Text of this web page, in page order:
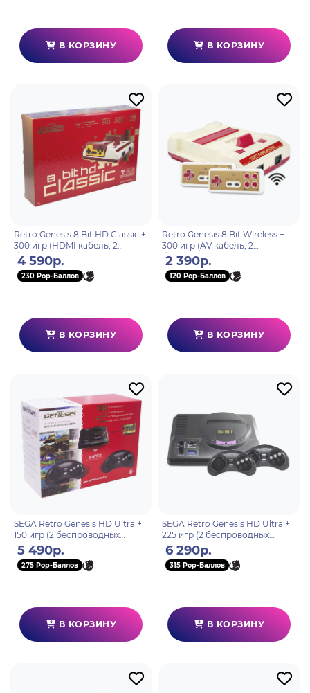
В КОРЗИНУ В КОРЗИНУ
Retro Genesis 8 Bit HD Classic +
300 игр (HDMI кабель, 2
беспроводных li-ion
джойстика)
4 590р.
230 Pop-Баллов
В КОРЗИНУ
Retro Genesis 8 Bit Wireless +
300 игр (AV кабель, 2
беспроводных джойстика)
2 390р.
120 Pop-Баллов
В КОРЗИНУ
SEGA Retro Genesis HD Ultra +
150 игр (2 беспроводных
2.4ГГц джойстика, HDMI
кабель)
5 490р.
275 Pop-Баллов
В КОРЗИНУ
SEGA Retro Genesis HD Ultra +
225 игр (2 беспроводных
2.4ГГц джойстика, HDMI
кабель)
6 290р.
315 Pop-Баллов
В КОРЗИНУ